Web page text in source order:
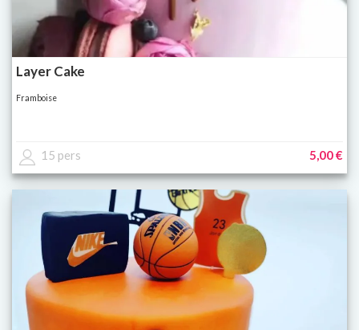
Layer Cake
Framboise
15 pers 5,00 €